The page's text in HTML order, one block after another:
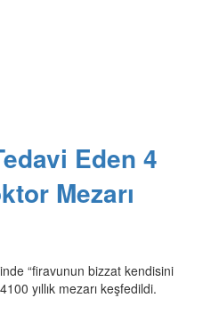
Eden 4
Mezarı
“firavunun bizzat kendisini
yıllık mezarı keşfedildi.